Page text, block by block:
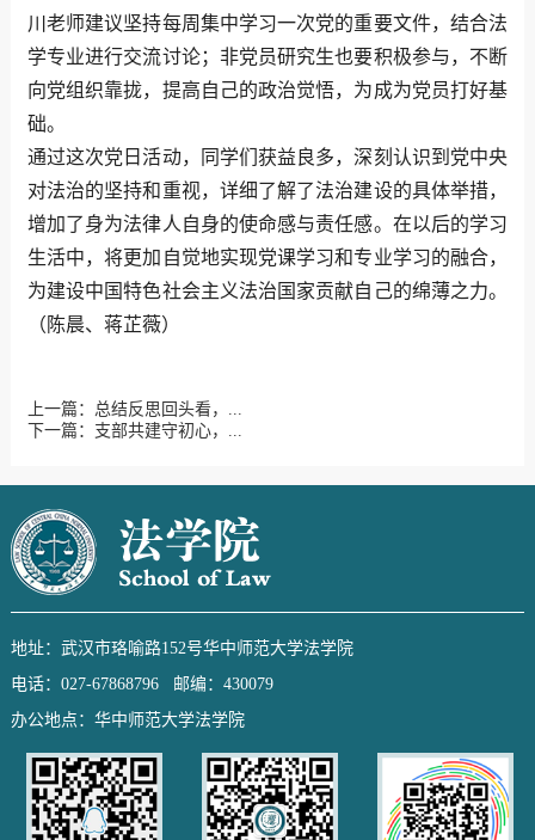
川老师建议坚持每周集中学习一次党的重要文件，结合法
学专业进行交流讨论；非党员研究生也要积极参与，不断
向党组织靠拢，提高自己的政治觉悟，为成为党员打好基
础。
通过这次党日活动，同学们获益良多，深刻认识到党中央
对法治的坚持和重视，详细了解了法治建设的具体举措，
增加了身为法律人自身的使命感与责任感。在以后的学习
生活中，将更加自觉地实现党课学习和专业学习的融合，
为建设中国特色社会主义法治国家贡献自己的绵薄之力。
（陈晨、蒋芷薇）
上一篇：总结反思回头看，...
下一篇：支部共建守初心，...
地址：武汉市珞喻路152号华中师范大学法学院
电话：027-67868796 邮编：430079
办公地点：华中师范大学法学院